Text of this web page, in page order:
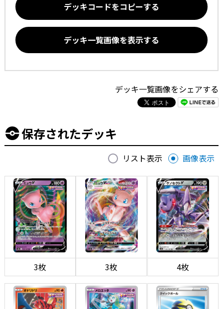
デッキコードをコピーする
デッキ一覧画像を表示する
デッキ一覧画像をシェアする
保存されたデッキ
リスト表示 画像表示
3枚 3枚 4枚